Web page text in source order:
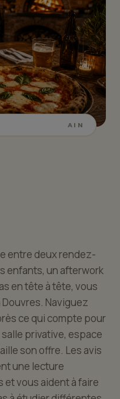
AIN
entre deux rendez-
enfants, un afterwork
en tête à tête, vous
Naviguez
ce qui compte pour
privative, espace
son offre. Les avis
une lecture
vous aident à faire